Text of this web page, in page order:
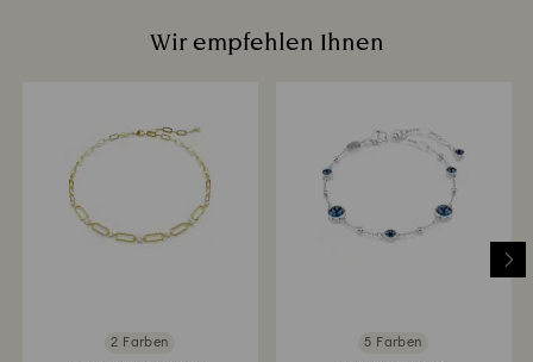
Wir empfehlen Ihnen
2 Farben 5 Farben